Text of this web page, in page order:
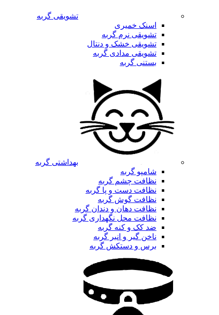
تشویقی گربه
اسنک خمیری
تشویقی نرم گربه
تشویقی خشک و دنتال
تشویقی مدادی گربه
بستنی گربه
بهداشتی گربه
شامپو گربه
نظافت چشم گربه
نظافت دست و پا گربه
نظافت گوش گربه
نظافت دهان و دندان گربه
نظافت محل نگهداری گربه
ضد کک و کنه گربه
ناخن گیر و انبر گربه
برس و دستکش گربه